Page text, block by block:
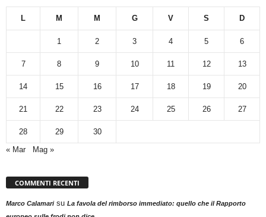
L M M G V S D
1 2 3 4 5 6
7 8 9 10 11 12 13
14 15 16 17 18 19 20
21 22 23 24 25 26 27
28 29
30
« Mar
Mag »
COMMENTI RECENTI
Marco Calamarisu La favola del rimborso immediato: quello che il Rapporto